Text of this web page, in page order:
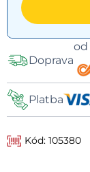
Doprava
od
Platba
Kód: 105380